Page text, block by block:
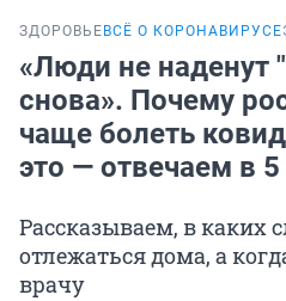
ЗДОРОВЬЕ ВСЁ О КОРОНАВИРУСЕ
«Люди не наденут
снова». Почему
чаще болеть
это — отвечаем в
Рассказываем, в каких
отлежаться дома, а
врачу